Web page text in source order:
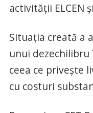
activității ELCEN
Situația creată a
unui
ceea ce privește
cu costuri